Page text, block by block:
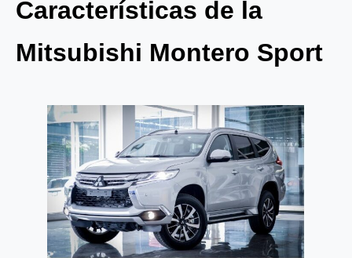
Características de la
Mitsubishi Montero Sport